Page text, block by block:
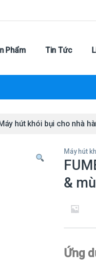
Phẩm Tin Tức
Máy hút khói bụi cho nhà
Máy hút
&
Ứng